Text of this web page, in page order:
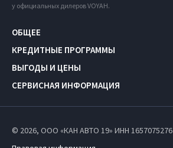
у официальных дилеров VOYAH.
ОБЩЕЕ
КРЕДИТНЫЕ ПРОГРАММЫ
ВЫГОДЫ И ЦЕНЫ
СЕРВИСНАЯ ИНФОРМАЦИЯ
© 2026, ООО «КАН АВТО 19» ИНН 1657075276